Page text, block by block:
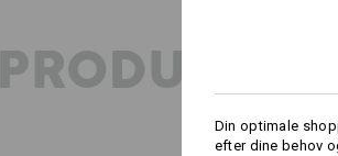
Din optimale
efter dine behov